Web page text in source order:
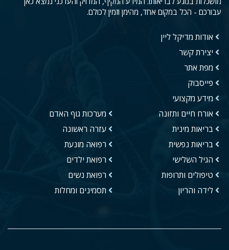
עבורכם - הכל במקום אחד, מהימן וזמין לכולם.
אודות מדיקל ליין
יצירת קשר
מפת אתר
פייסבוק
מידע מקצועי
אורח חיים ותזונה
בריאות מינית
בריאות נפשית
הגיל השלישי
טיפולים ותרופות
לידה והריון
מערכות גוף האדם
עזרה ראשונה
רפואה מונעת
רפואת ילדים
רפואת נשים
תסמינים ומחלות